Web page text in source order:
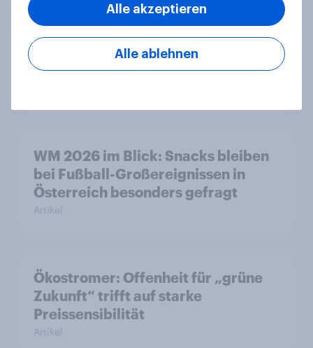
Flying high: Germany airline
rankings 2026
WM 2026 im Blick: Snacks bleiben
bei Fußball-Großereignissen in
Österreich besonders gefragt
Artikel
Ökostromer: Offenheit für „grüne
Zukunft“ trifft auf starke
Preissensibilität
Artikel
Alle ablehnen
Alle akzeptieren